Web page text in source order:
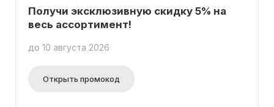
Получи эксклюзивную скидку 5% на
весь ассортимент!
до 10 августа 2026
Открыть промокод